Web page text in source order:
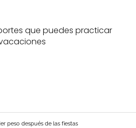
que puedes practicar
peso después de las fiestas